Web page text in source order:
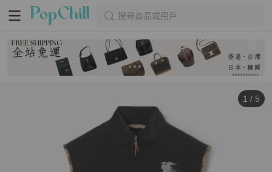
搜尋商品或用戶
1 / 5